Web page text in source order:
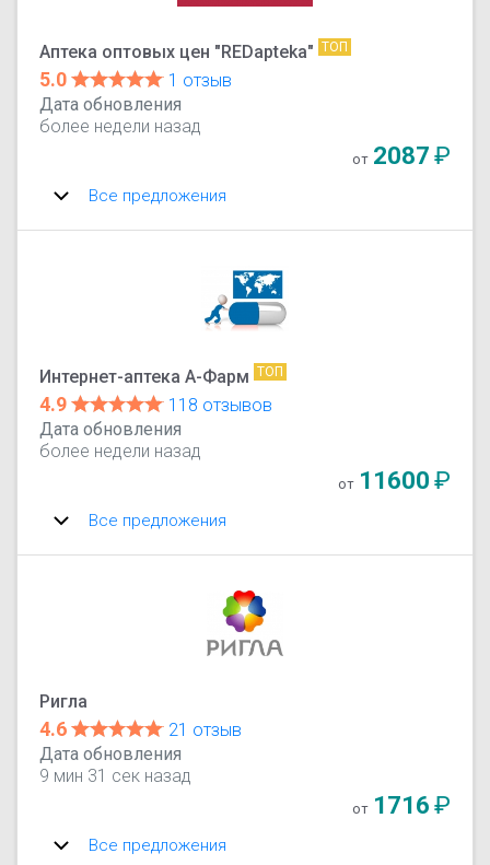
Аптека оптовых цен "REDapteka" ТОП
5.0
1 отзыв
Дата обновления
более недели назад
от 2087₽
Все предложения
Интернет-аптека А-Фарм ТОП
4.9
118 отзывов
Дата обновления
более недели назад
от 11600₽
Все предложения
Ригла
4.6
21 отзыв
Дата обновления
9 мин 31 сек назад
от 1716₽
Все предложения